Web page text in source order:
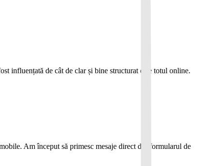
influențată de cât de clar și bine structurat este totul online.
Am început să primesc mesaje direct din formularul de